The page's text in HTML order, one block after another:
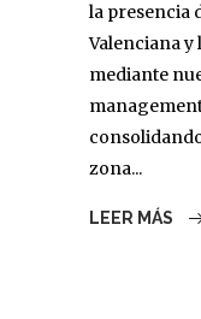
la presencia
Valenciana y
mediante
zona...
LEER MÁS